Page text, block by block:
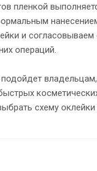
и
операций.
схему